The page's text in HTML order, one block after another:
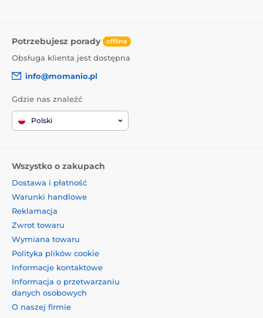
Potrzebujesz porady offline
Obsługa klienta jest dostępna
info@momanio.pl
Gdzie nas znaleźć
Polski
Wszystko o zakupach
Dostawa i płatność
Warunki handlowe
Reklamacja
Zwrot towaru
Wymiana towaru
Polityka plików cookie
Informacje kontaktowe
Informacja o przetwarzaniu
danych osobowych
O naszej firmie